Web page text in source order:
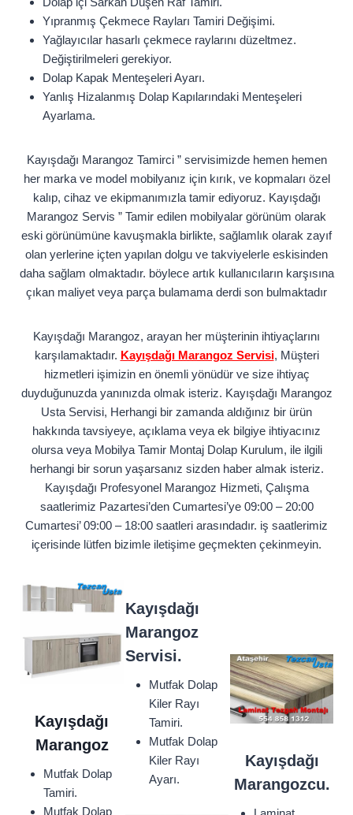
Yıpranmış Çekmece Rayları Tamiri Değişimi.
Yağlayıcılar hasarlı çekmece raylarını düzeltmez.
Değiştirilmeleri gerekiyor.
Dolap Kapak Menteşeleri Ayarı.
Yanlış Hizalanmış Dolap Kapılarındaki Menteşeleri
Ayarlama.
Kayışdağı Marangoz Tamirci ” servisimizde hemen hemen
her marka ve model mobilyanız için kırık, ve kopmaları özel
kalıp, cihaz ve ekipmanımızla tamir ediyoruz. Kayışdağı
Marangoz Servis ” Tamir edilen mobilyalar görünüm olarak
eski görünümüne kavuşmakla birlikte, sağlamlık olarak zayıf
olan yerlerine içten yapılan dolgu ve takviyelerle eskisinden
daha sağlam olmaktadır. böylece artık kullanıcıların karşısına
çıkan maliyet veya parça bulamama derdi son bulmaktadır
Kayışdağı Marangoz, arayan her müşterinin ihtiyaçlarını
karşılamaktadır. Kayışdağı Marangoz Servisi, Müşteri
hizmetleri işimizin en önemli yönüdür ve size ihtiyaç
duyduğunuzda yanınızda olmak isteriz. Kayışdağı Marangoz
Usta Servisi, Herhangi bir zamanda aldığınız bir ürün
hakkında tavsiyeye, açıklama veya ek bilgiye ihtiyacınız
olursa veya Mobilya Tamir Montaj Dolap Kurulum, ile ilgili
herhangi bir sorun yaşarsanız sizden haber almak isteriz.
Kayışdağı Profesyonel Marangoz Hizmeti, Çalışma
saatlerimiz Pazartesi’den Cumartesi’ye 09:00 – 20:00
Cumartesi’ 09:00 – 18:00 saatleri arasındadır. iş saatlerimiz
içerisinde lütfen bizimle iletişime geçmekten çekinmeyin.
Kayışdağı
Marangoz
Mutfak Dolap
Tamiri.
Mutfak Dolap
Kayışdağı
Marangoz
Servisi.
Mutfak Dolap
Kiler Rayı
Tamiri.
Mutfak Dolap
Kiler Rayı
Ayarı.
Kayışdağı
Marangozcu.